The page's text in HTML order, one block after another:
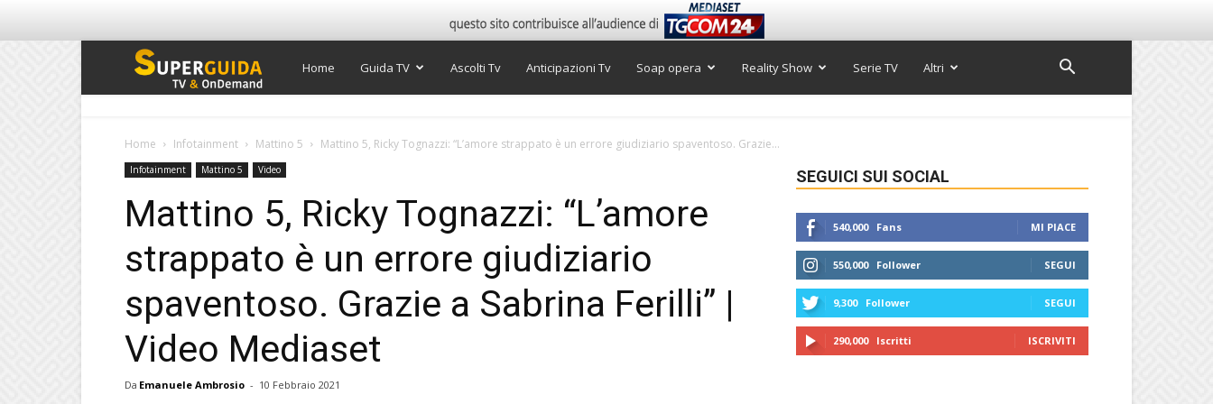
Super
Home Guida TV Ascolti Tv Anticipazioni Tv Soap opera Reality Show Serie TV Altri
Home Infotainment Mattino 5 Mattino 5, Ricky Tognazzi: “L’amore strappato è un errore giudiziario spaventoso. Grazie...
Infotainment Mattino 5 Video
Mattino 5, Ricky Tognazzi: “L’amore
strappato è un errore giudiziario
spaventoso. Grazie a Sabrina Ferilli” |
Video Mediaset
Da Emanuele Ambrosio - 10 Febbraio 2021
SEGUICI SUI SOCIAL
540,000 Fans MI PIACE
550,000 Follower SEGUI
9,300 Follower SEGUI
290,000 Iscritti ISCRIVITI